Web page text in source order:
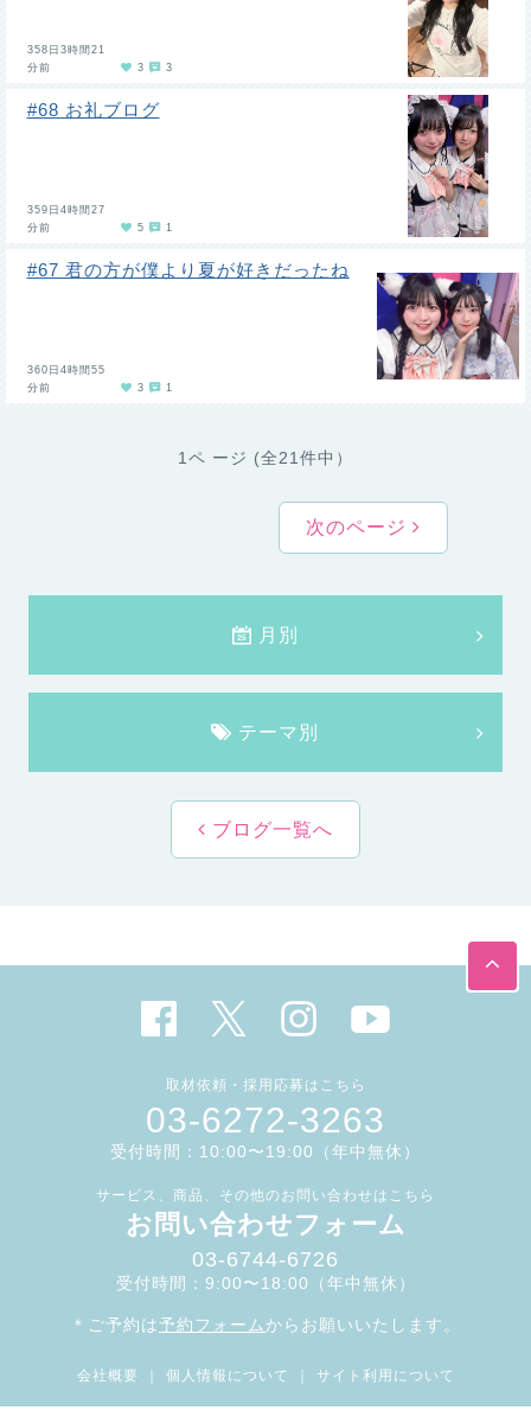
358日3時間21
分前
3 3
#68 お礼ブログ
359日4時間27
分前
5 1
#67 君の方が僕より夏が好きだったね
360日4時間55
分前
3 1
1ペ ージ (全21件中）
次のページ
月別
テーマ別
ブログ一覧へ
取材依頼・採用応募はこちら
03-6272-3263
受付時間：10:00〜19:00（年中無休）
サービス、商品、その他のお問い合わせはこちら
お問い合わせフォーム
03-6744-6726
受付時間：9:00〜18:00（年中無休）
＊ご予約は予約フォーム からお願いいたします。
会社概要 ｜ 個人情報について ｜ サイト利用について